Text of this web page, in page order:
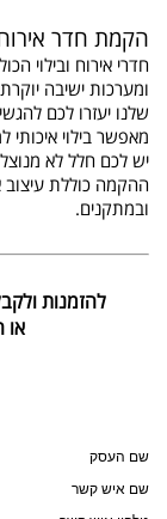
הקמת חדר אירוח
חדרי אירוח ובילוי
ומערכות ישיבה
שלנו יעזרו לכם
מאפשר בילוי
יש לכם חלל לא
ההקמה כוללת עיצוב
ובמתקנים.
להזמנות
או
שם העסק
שם איש קשר